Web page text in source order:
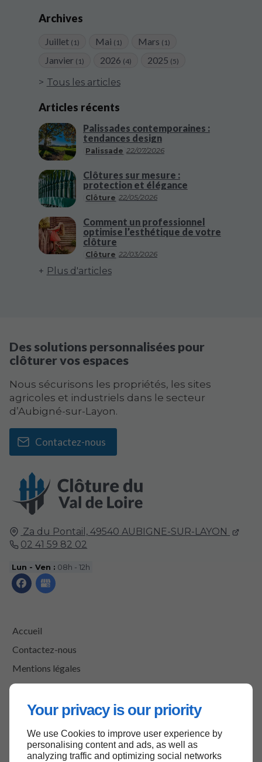
Your privacy is our priority
We use Cookies to improve user experience by
personalising content and ads, as well as
analyzing traffic and optimizing social networks
Archives
Juillet (1) Mai (1) Mars (1)
Janvier (1) 2026 (4) 2025 (5)
Tous les articles
Articles récents
Palissade 22/07/2026
Palissades contemporaines :
tendances design
Clôture 22/05/2026
Clôtures sur mesure :
protection et élégance
Clôture 22/03/2026
Comment un professionnel
optimise l’esthétique de votre
clôture
Plus d'articles
Za du Pontail, 49540 AUBIGNE-SUR-LAYON
02 41 59 82 02
Lun - Ven : 08h - 12h
Accueil
Contactez-nous
Mentions légales
Plan du site
Des solutions personnalisées pour
clôturer vos espaces
Nous sécurisons les propriétés, les sites
agricoles et industriels dans le secteur
d’Aubigné-sur-Layon.
Contactez-nous
Haut de page